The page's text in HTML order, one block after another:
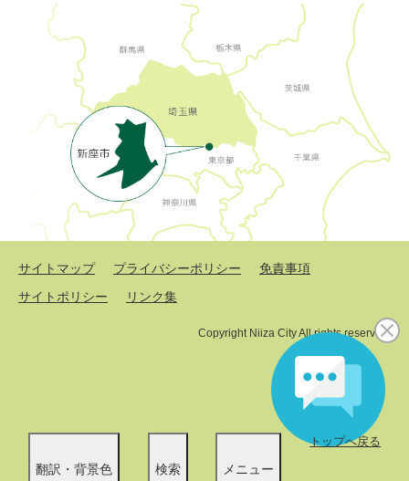
翻訳・背景色 検索 メニュー
トップへ戻る
サイトマップ プライバシーポリシー
免責事項
サイトポリシー
リンク集
Copyright Niiza City All rights reserved.